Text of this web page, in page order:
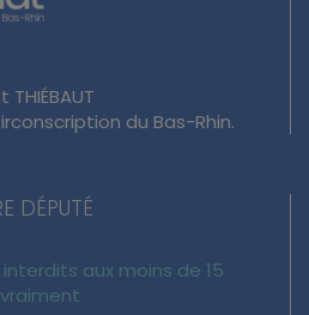
du Bas-Rhin.
DÉPUTÉ
aux moins de 15